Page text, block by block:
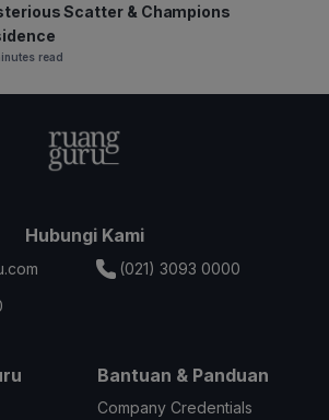
Scatter & Champions
read
Hubungi Kami
(021) 3093 0000
Bantuan & Panduan
Company Credentials